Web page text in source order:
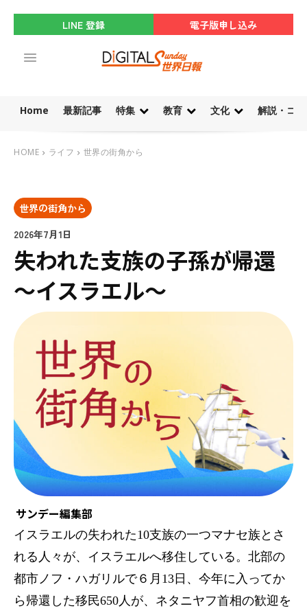
LINE 登録 電子版申し込み
Home 最新記事 特集 教育 文化 解説・コ
HOME ライフ 世界の街角から
世界の街角から
2026年7月1日
失われた支族の子孫が帰還
～イスラエル～
サンデー編集部
イスラエルの失われた10支族の一つマナセ族とさ
れる人々が、イスラエルへ移住している。北部の
都市ノフ・ハガリルで６月13日、今年に入ってか
ら帰還した移民650人が、ネタニヤフ首相の歓迎を